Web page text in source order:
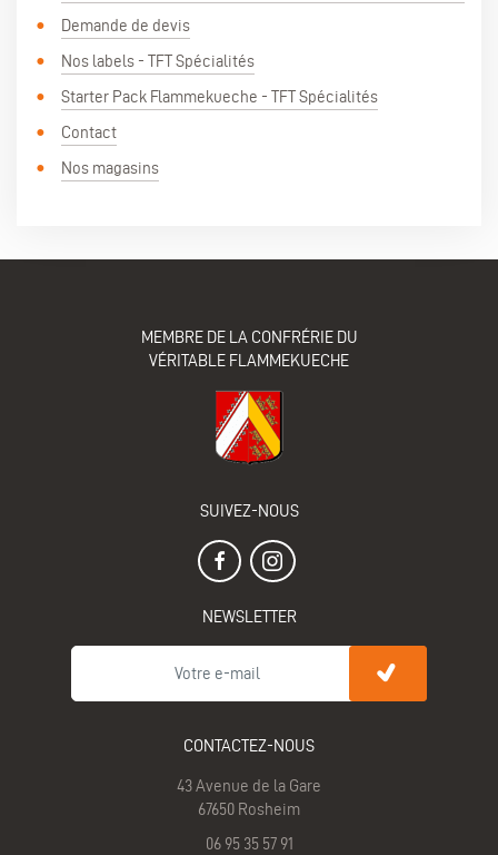
Demande de devis
Nos labels - TFT Spécialités
Starter Pack Flammekueche - TFT Spécialités
Contact
Nos magasins
MEMBRE DE LA CONFRÉRIE DU
VÉRITABLE FLAMMEKUECHE
SUIVEZ-NOUS
NEWSLETTER
CONTACTEZ-NOUS
43 Avenue de la Gare
67650 Rosheim
06 95 35 57 91